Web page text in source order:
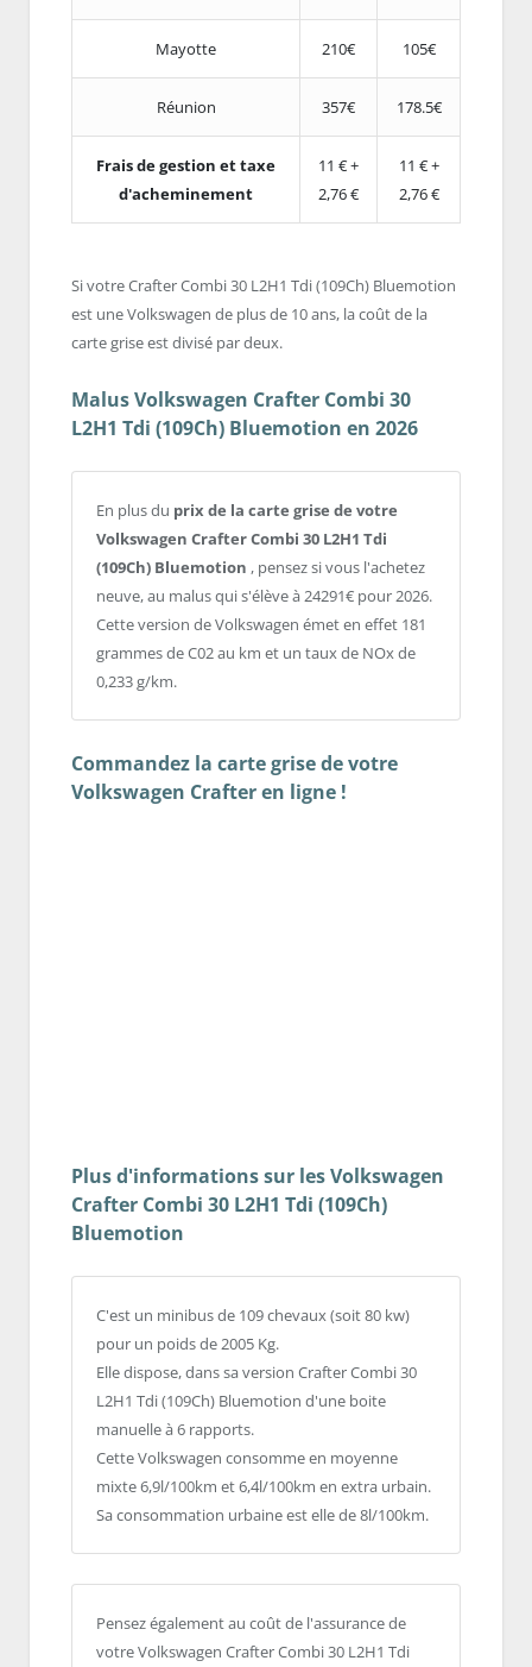
Mayotte 210€ 105€
Réunion 357€ 178.5€
Frais de gestion et taxe
d'acheminement
11 € +
2,76 €
11 € +
2,76 €
Si votre Crafter Combi 30 L2H1 Tdi (109Ch) Bluemotion
est une Volkswagen de plus de 10 ans, la coût de la
carte grise est divisé par deux.
Malus Volkswagen Crafter Combi 30
L2H1 Tdi (109Ch) Bluemotion en 2026
En plus du prix de la carte grise de votre
Volkswagen Crafter Combi 30 L2H1 Tdi
(109Ch) Bluemotion , pensez si vous l'achetez
neuve, au malus qui s'élève à 24291€ pour 2026.
Cette version de Volkswagen émet en effet 181
grammes de C02 au km et un taux de NOx de
0,233 g/km.
Commandez la carte grise de votre
Volkswagen Crafter en ligne !
Plus d'informations sur les Volkswagen
Crafter Combi 30 L2H1 Tdi (109Ch)
Bluemotion
C'est un minibus de 109 chevaux (soit 80 kw)
pour un poids de 2005 Kg.
Elle dispose, dans sa version Crafter Combi 30
L2H1 Tdi (109Ch) Bluemotion d'une boite
manuelle à 6 rapports.
Cette Volkswagen consomme en moyenne
mixte 6,9l/100km et 6,4l/100km en extra urbain.
Sa consommation urbaine est elle de 8l/100km.
Pensez également au coût de l'assurance de
votre Volkswagen Crafter Combi 30 L2H1 Tdi